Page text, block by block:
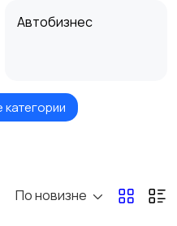
Автобизнес
Бытовые услуги и
категории
По новизне